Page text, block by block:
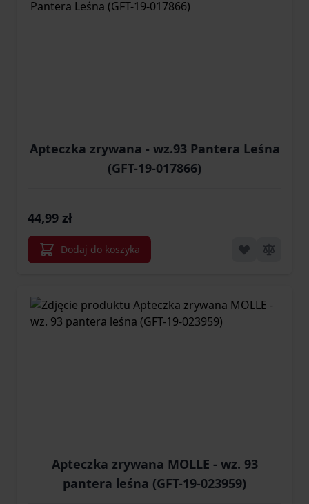
Apteczka zrywana - wz.93 Pantera Leśna
(GFT-19-017866)
44,99 zł
Dodaj do koszyka
Apteczka zrywana MOLLE - wz. 93
pantera leśna (GFT-19-023959)